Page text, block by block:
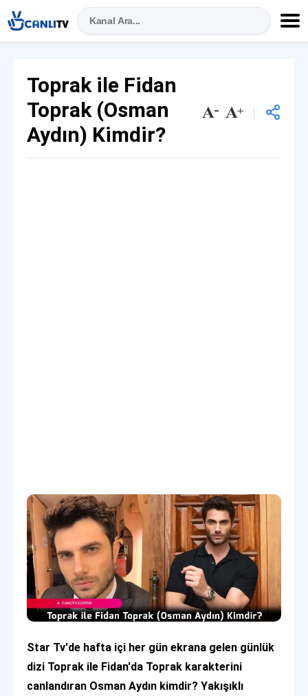
Toprak ile Fidan
Toprak (Osman
Aydın) Kimdir?
Star Tv'de hafta içi her gün ekrana gelen günlük
dizi Toprak ile Fidan'da Toprak karakterini
canlandıran Osman Aydın kimdir? Yakışıklı